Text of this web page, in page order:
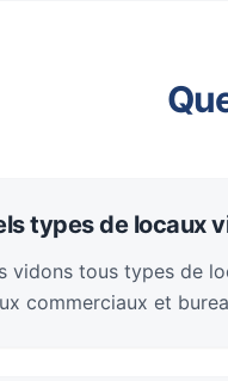
types de locaux
vidons tous types de
commerciaux et